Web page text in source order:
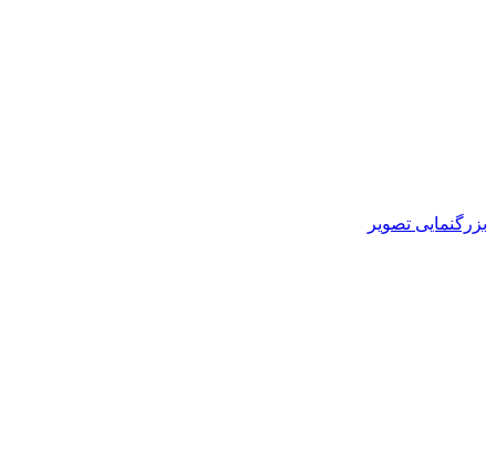
بزرگنمایی تصویر